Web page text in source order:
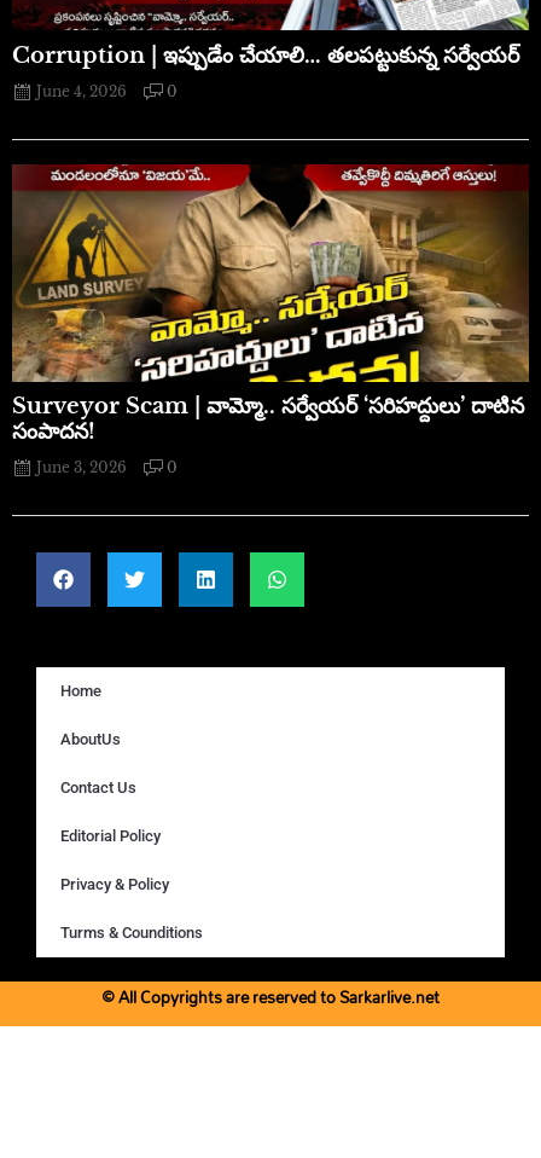
Corruption | ఇప్పుడేం చేయాలి… తలపట్టుకున్న సర్వేయర్
June 4, 2026 0
​Surveyor Scam | వామ్మో.. సర్వేయర్ ‘సరిహద్దులు’ దాటిన
సంపాదన!
June 3, 2026 0
Home
AboutUs
Contact Us
Editorial Policy
Privacy & Policy
Turms & Counditions
© All Copyrights are reserved to Sarkarlive.net